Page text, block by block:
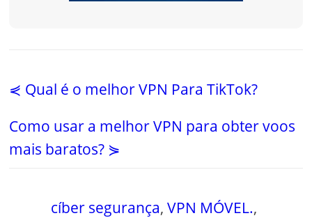
⋞ Qual é o melhor VPN Para TikTok?
Como usar a melhor VPN para obter voos
mais baratos? ⋟
cíber segurança,VPN MÓVEL.,